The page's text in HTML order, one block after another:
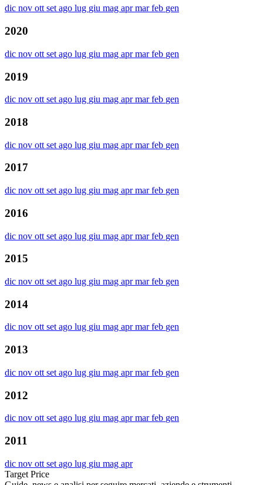
dic nov ottsetago lug giu mag aprmarfeb gen
2020
dic nov ott set ago lug giu mag aprmarfeb gen
2019
dic nov ott set ago lug giu mag aprmarfeb gen
2018
dic nov ott set ago lug giu mag aprmarfeb gen
2017
dic nov ott set ago lug giu mag aprmarfeb gen
2016
dic nov ott set ago lug giu mag aprmarfeb gen
2015
dic nov ott set ago lug giu mag aprmarfeb gen
2014
dic nov ottsetago lug giu mag aprmarfeb gen
2013
dic nov ott set ago lug giu mag aprmarfeb gen
2012
dic nov ott set ago lug giu mag aprmarfeb gen
2011
dic nov ott set ago lug giu mag apr
Target Price